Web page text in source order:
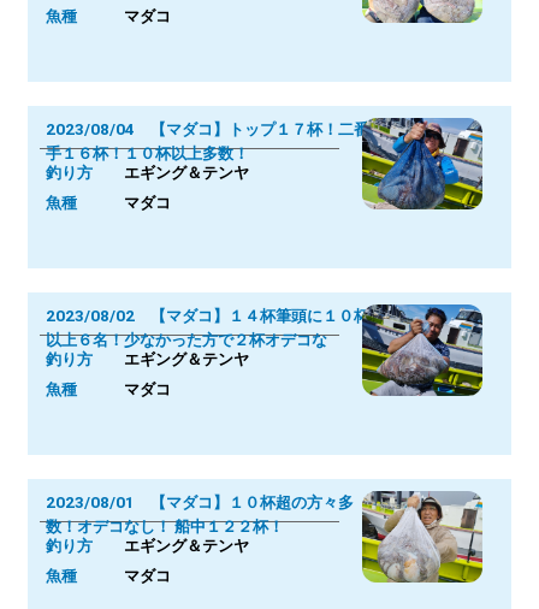
魚種 マダコ
2023/08/04 【マダコ】トップ１７杯！二番
手１６杯！１０杯以上多数！
釣り方 エギング＆テンヤ
魚種 マダコ
2023/08/02 【マダコ】１４杯筆頭に１０杯
以上６名！少なかった方で２杯オデコな
釣り方 エギング＆テンヤ
魚種 マダコ
2023/08/01 【マダコ】１０杯超の方々多
数！オデコなし！ 船中１２２杯！
釣り方 エギング＆テンヤ
魚種 マダコ